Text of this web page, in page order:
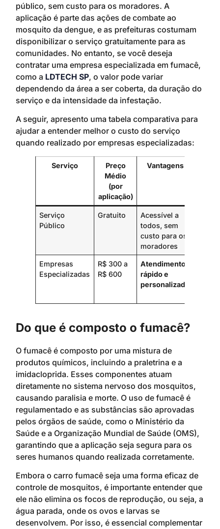
público, sem custo para os moradores. A
aplicação é parte das ações de combate ao
mosquito da dengue, e as prefeituras costumam
disponibilizar o serviço gratuitamente para as
comunidades. No entanto, se você deseja
contratar uma empresa especializada em fumacê,
como a LDTECH SP, o valor pode variar
dependendo da área a ser coberta, da duração do
serviço e da intensidade da infestação.
A seguir, apresento uma tabela comparativa para
ajudar a entender melhor o custo do serviço
quando realizado por empresas especializadas:
Serviço
Preço
Médio
(por
aplicação)
Vantagens
Serviço
Público
Gratuito
Acessível a
todos, sem
custo para os
moradores
Empresas
Especializadas
R$ 300 a
R$ 600
Atendimento
rápido e
personalizado
Do que é composto o fumacê?
O fumacê é composto por uma mistura de
produtos químicos, incluindo a praletrina e a
imidacloprida. Esses componentes atuam
diretamente no sistema nervoso dos mosquitos,
causando paralisia e morte. O uso de fumacê é
regulamentado e as substâncias são aprovadas
pelos órgãos de saúde, como o Ministério da
Saúde e a Organização Mundial de Saúde (OMS),
garantindo que a aplicação seja segura para os
seres humanos quando realizada corretamente.
Embora o carro fumacê seja uma forma eficaz de
controle de mosquitos, é importante entender que
ele não elimina os focos de reprodução, ou seja, a
água parada, onde os ovos e larvas se
desenvolvem. Por isso, é essencial complementar